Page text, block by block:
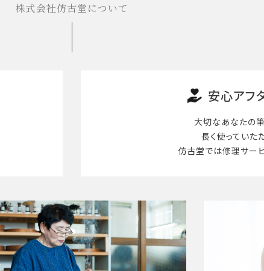
株式会社仿古堂について
安心アフ
大切なあなたの
長く使って いた
仿古堂では修理サービ